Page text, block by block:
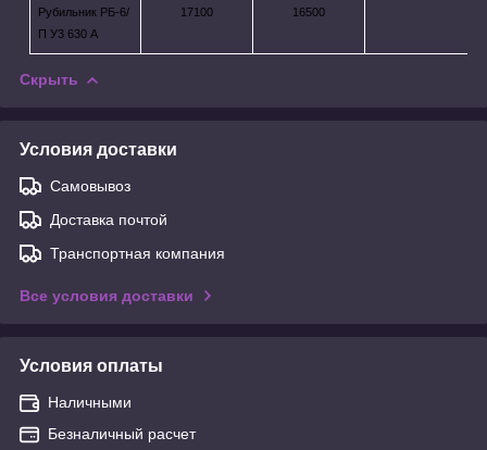
Рубильник РБ-6/
П У3 630 А
17100 16500
Скрыть
Условия доставки
Самовывоз
Доставка почтой
Транспортная компания
Все условия доставки
Условия оплаты
Наличными
Безналичный расчет